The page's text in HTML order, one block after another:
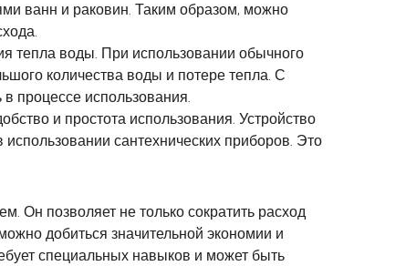
ванн и раковин. Таким образом, можно
тепла воды. При использовании обычного
количества воды и потере тепла. С
процессе использования.
и простота использования. Устройство
сантехнических приборов. Это
Он позволяет не только сократить расход
добиться значительной экономии и
специальных навыков и может быть